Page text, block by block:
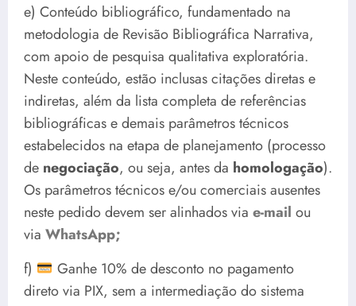
e) Conteúdo bibliográfico, fundamentado na
metodologia de Revisão Bibliográfica Narrativa,
com apoio de pesquisa qualitativa exploratória.
Neste conteúdo, estão inclusas citações diretas e
indiretas, além da lista completa de referências
bibliográficas e demais parâmetros técnicos
estabelecidos na etapa de planejamento (processo
de negociação, ou seja, antes da homologação).
Os parâmetros técnicos e/ou comerciais ausentes
neste pedido devem ser alinhados via e-mail ou
via WhatsApp;
f)
Ganhe 10% de desconto no pagamento
direto via PIX, sem a intermediação do sistema